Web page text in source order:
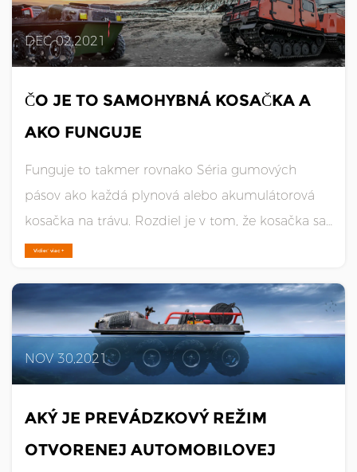
DEC 02,2021
ČO JE TO SAMOHYBNÁ KOSAČKA A
AKO FUNGUJE
Funguje to takmer rovnako Séria gumových
pásov ako každá plynová alebo akumulátorová
kosačka na trávu. Rozdiel je v tom, že kosačka sa
tlačí dopredu sama, namiesto toho, aby ju
plynových kosačiek na trávu podržte riadidlá a
potiahnite napájací k......
Vidieť viac +
NOV 30,2021
AKÝ JE PREVÁDZKOVÝ REŽIM
OTVORENEJ AUTOMOBILOVEJ